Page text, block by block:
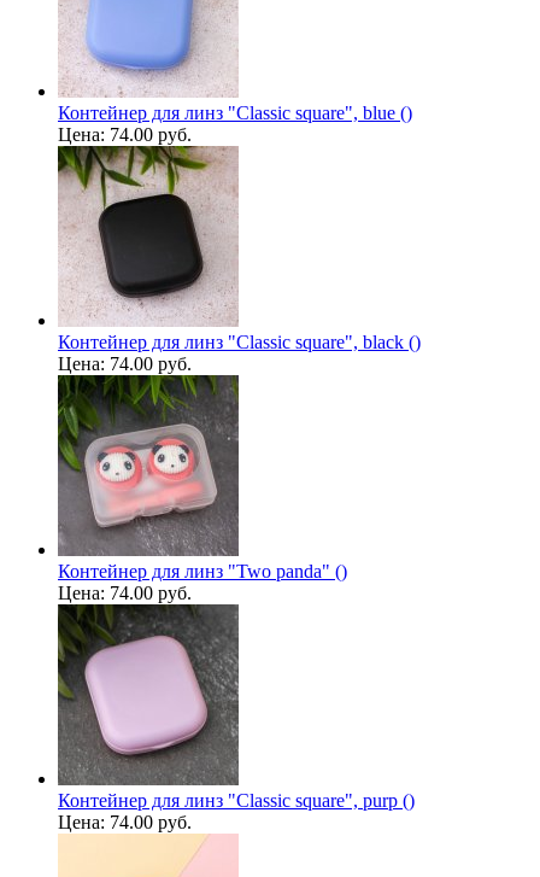
Контейнер для линз "Classic square", blue ()
Цена: 74.00 руб.
Контейнер для линз "Classic square", black ()
Цена: 74.00 руб.
Контейнер для линз "Two panda" ()
Цена: 74.00 руб.
Контейнер для линз "Classic square", purp ()
Цена: 74.00 руб.